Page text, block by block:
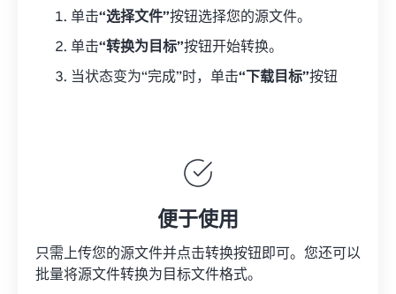
单击“选择文件”按钮选择您的源文件。
单击“转换为目标”按钮开始转换。
当状态变为“完成”时，单击“下载目标”按钮
便于使用
只需上传您的源文件并点击转换按钮即可。您还可以
批量将源文件转换为目标文件格式。